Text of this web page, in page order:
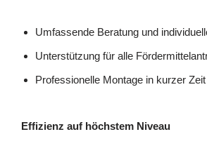
Umfassende Beratung und
Unterstützung für alle
Professionelle Montage in kurzer Zeit
Effizienz auf höchstem Niveau